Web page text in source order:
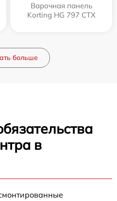
Варочная панель
Korting HG 797 CTX
больше
в